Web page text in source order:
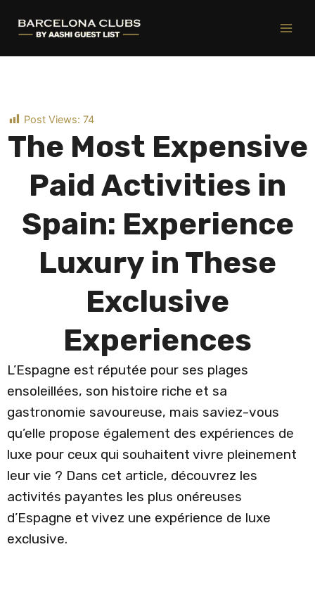
contenido
Post Views: 74
The Most Expensive
Paid Activities in
Spain: Experience
Luxury in These
Exclusive
Experiences
L’Espagne est réputée pour ses plages
ensoleillées, son histoire riche et sa
gastronomie savoureuse, mais saviez-vous
qu’elle propose également des expériences de
luxe pour ceux qui souhaitent vivre pleinement
leur vie ? Dans cet article, découvrez les
activités payantes les plus onéreuses
d’Espagne et vivez une expérience de luxe
exclusive.